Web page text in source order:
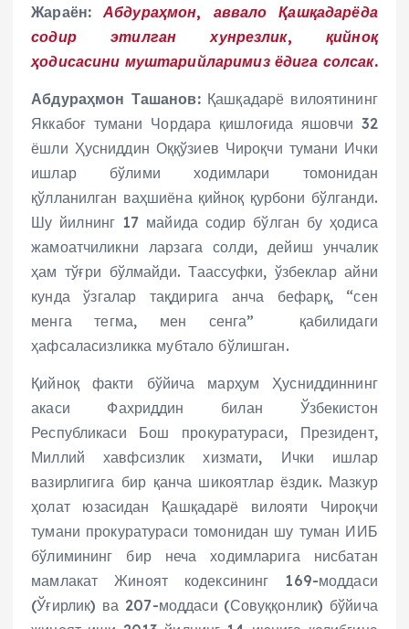
Жараён:Абдураҳмон, аввало Қашқадарёда
содир этилган хунрезлик, қийноқ
ҳодисасини муштарийларимиз ёдига солсак.
Абдураҳмон Ташанов:Қашқадарё вилоятининг
Яккабоғ тумани Чордара қишлоғида яшовчи 32
ёшли Ҳусниддин Оққўзиев Чироқчи тумани Ички
ишлар бўлими ходимлари томонидан
қўлланилган ваҳшиёна қийноқ қурбони бўлганди.
Шу йилнинг 17 майида содир бўлган бу ҳодиса
жамоатчиликни ларзага солди, дейиш унчалик
ҳам тўғри бўлмайди. Таассуфки, ўзбеклар айни
кунда ўзгалар тақдирига анча бефарқ, “сен
менга тегма, мен сенга” қабилидаги
ҳафсаласизликка мубтало бўлишган.
Қийноқ факти бўйича марҳум Ҳусниддиннинг
акаси Фахриддин билан Ўзбекистон
Республикаси Бош прокуратураси, Президент,
Миллий хавфсизлик хизмати, Ички ишлар
вазирлигига бир қанча шикоятлар ёздик. Мазкур
ҳолат юзасидан Қашқадарё вилояти Чироқчи
тумани прокуратураси томонидан шу туман ИИБ
бўлимининг бир неча ходимларига нисбатан
мамлакат Жиноят кодексининг 169-моддаси
(Ўғирлик) ва 207-моддаси (Совуққонлик) бўйича